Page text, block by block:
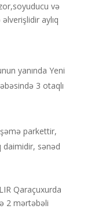
və
aylıq
yanında Yeni
3 otaqlı
parkettir,
daimidir, sənəd
Qaraçuxurda
2 mərtəbəli